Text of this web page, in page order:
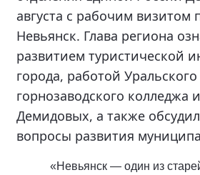
августа с рабочим визитом
Невьянск. Глава региона
развитием туристической
города, работой Уральского
горнозаводского колледжа
Демидовых, а также
вопросы развития
«Невьянск — один из